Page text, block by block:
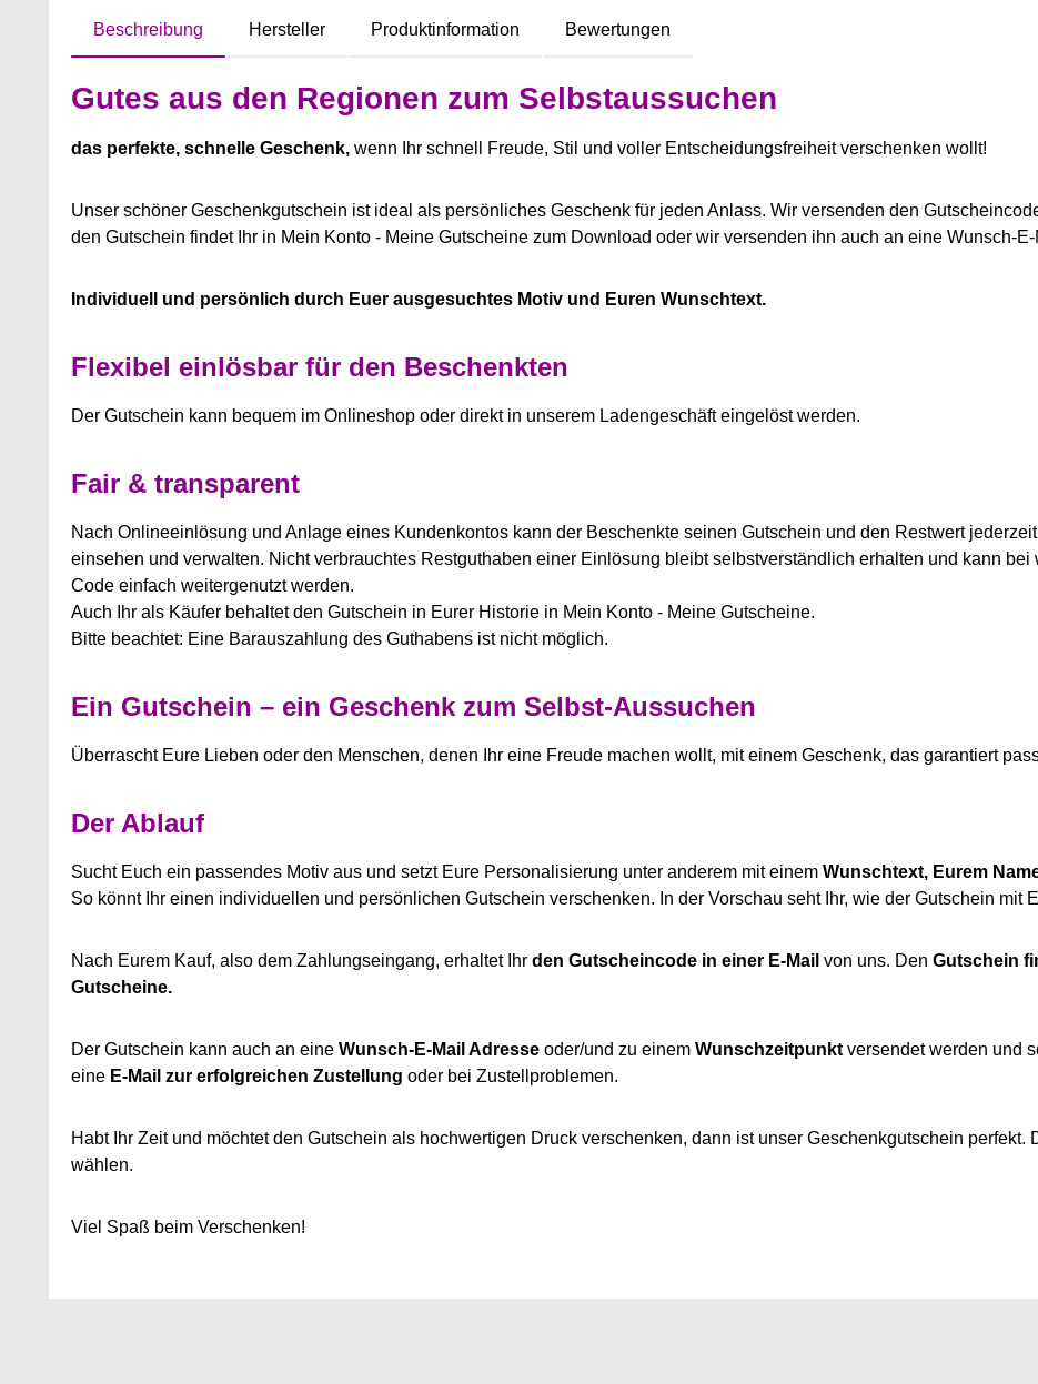
Beschreibung Hersteller Produktinformation Bewertungen
Gutes aus den Regionen zum Selbstaussuchen
das perfekte, schnelle Geschenk, wenn Ihr schnell Freude, Stil und voller Entscheidungsfreiheit verschenken wollt!
Unser schöner Geschenkgutschein ist ideal als persönliches Geschenk für jeden Anlass. Wir versenden den
den Gutschein findet Ihr in Mein Konto - Meine Gutscheine zum Download oder wir versenden ihn auch an eine Wunsch-
Individuell und persönlich durch Euer ausgesuchtes Motiv und Euren Wunschtext.
Flexibel einlösbar für den Beschenkten
Der Gutschein kann bequem im Onlineshop oder direkt in unserem Ladengeschäft eingelöst werden.
Fair & transparent
Nach Onlineeinlösung und Anlage eines Kundenkontos kann der Beschenkte seinen Gutschein und den Restwert
einsehen und verwalten. Nicht verbrauchtes Restguthaben einer Einlösung bleibt selbstverständlich erhalten und kann
Code einfach weitergenutzt werden.
Auch Ihr als Käufer behaltet den Gutschein in Eurer Historie in Mein Konto - Meine Gutscheine.
Bitte beachtet: Eine Barauszahlung des Guthabens ist nicht möglich.
Ein Gutschein – ein Geschenk zum Selbst-Aussuchen
Überrascht Eure Lieben oder den Menschen, denen Ihr eine Freude machen wollt, mit einem Geschenk, das garantiert
Der Ablauf
Sucht Euch ein passendes Motiv aus und setzt Eure Personalisierung unter anderem mit einem Wunschtext, Eurem
So könnt Ihr einen individuellen und persönlichen Gutschein verschenken. In der Vorschau seht Ihr, wie der Gutschein mit
Nach Eurem Kauf, also dem Zahlungseingang, erhaltet Ihr den Gutscheincode in einer E-Mail von uns. Den Gutschein
Gutscheine.
Der Gutschein kann auch an eine Wunsch-E-Mail Adresse oder/und zu einem Wunschzeitpunkt versendet werden und
eine E-Mail zur erfolgreichen Zustellung oder bei Zustellproblemen.
Habt Ihr Zeit und möchtet den Gutschein als hochwertigen Druck verschenken, dann ist unser Geschenkgutschein perfekt.
wählen.
Viel Spaß beim Verschenken!